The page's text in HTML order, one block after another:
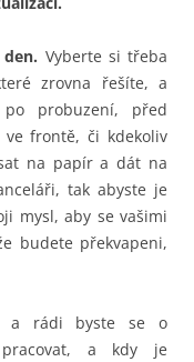
Vyberte si třeba
zrovna řešíte, a
probuzení, před
frontě, či kdekoliv
na papír a dát na
tak abyste je
mysl, aby se vašimi
budete překvapeni,
a rádi byste se o
a kdy je